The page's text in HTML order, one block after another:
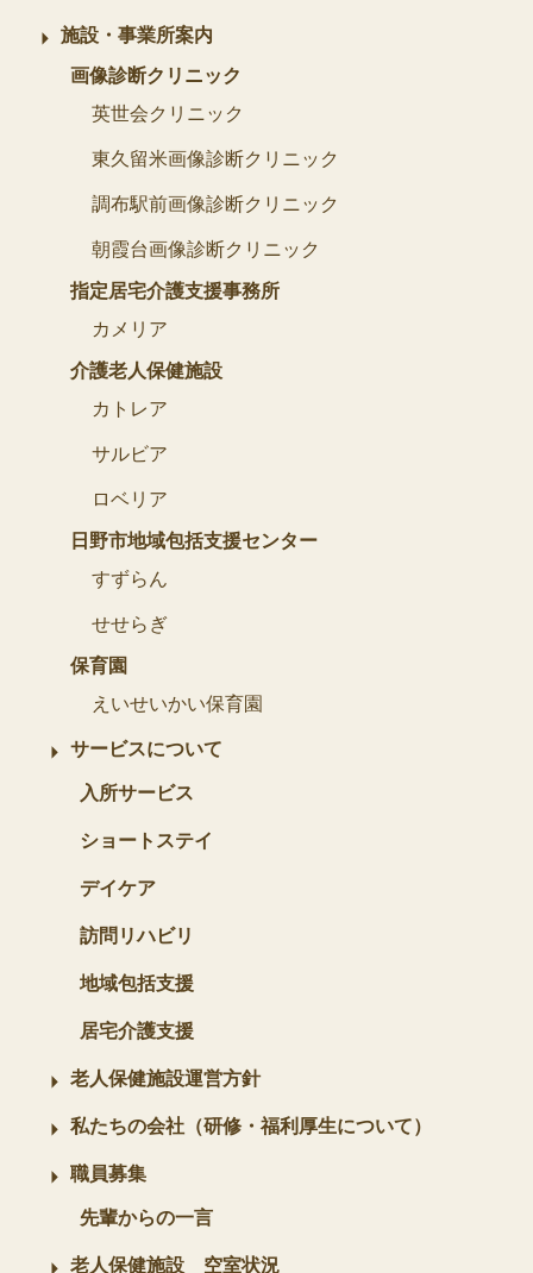
施設・事業所案内
画像診断クリニック
英世会クリニック
東久留米画像診断クリニック
調布駅前画像診断クリニック
朝霞台画像診断クリニック
指定居宅介護支援事務所
カメリア
介護老人保健施設
カトレア
サルビア
ロベリア
日野市地域包括支援センター
すずらん
せせらぎ
保育園
えいせいかい保育園
サービスについて
入所サービス
ショートステイ
デイケア
訪問リハビリ
地域包括支援
居宅介護支援
老人保健施設運営方針
私たちの会社（研修・福利厚生について）
職員募集
先輩からの一言
老人保健施設 空室状況